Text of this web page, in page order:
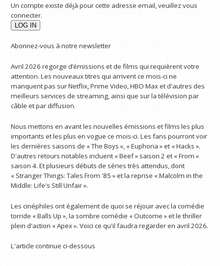
Un compte existe déjà pour cette adresse email, veuillez vous
connecter.
Abonnez-vous à notre newsletter
Avril 2026 regorge d’émissions et de films qui requièrent votre
attention. Les nouveaux titres qui arrivent ce mois-ci ne
manquent pas sur Netflix, Prime Video, HBO Max et d'autres des
meilleurs services de streaming, ainsi que sur la télévision par
câble et par diffusion.
Nous mettons en avant les nouvelles émissions et films les plus
importants et les plus en vogue ce mois-ci. Les fans pourront voir
les dernières saisons de « The Boys », « Euphoria » et « Hacks ».
D'autres retours notables incluent « Beef » saison 2 et « From »
saison 4. Et plusieurs débuts de séries très attendus, dont
« Stranger Things: Tales From '85 » et la reprise « Malcolm in the
Middle: Life's Still Unfair ».
Les cinéphiles ont également de quoi se réjouir avec la comédie
torride « Balls Up », la sombre comédie « Outcome » et le thriller
plein d'action « Apex ». Voici ce qu'il faudra regarder en avril 2026.
L'article continue ci-dessous